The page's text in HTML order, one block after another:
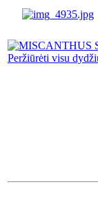
Peržiūrėti visu